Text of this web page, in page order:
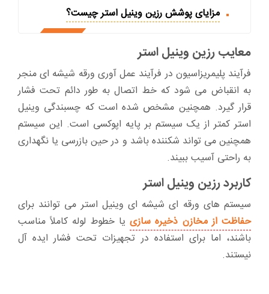
مزایای پوشش رزین وینیل استر چیست؟
معایب رزین وینیل استر
فرآیند پلیمریزاسیون در فرآیند عمل آوری ورقه شیشه ای منجر
به انقباض می شود که خط اتصال به طور دائم تحت فشار
قرار گیرد. همچنین مشخص شده است که چسبندگی وینیل
استر کمتر از یک سیستم بر پایه اپوکسی است. این سیستم
همچنین می تواند شکننده باشد و در حین بازرسی یا نگهداری
به راحتی آسیب ببیند.
کاربرد رزین وینیل استر
سیستم های ورقه ای شیشه ای وینیل استر می توانند برای
حفاظت از مخازن ذخیره سازییا خطوط لوله کاملاً مناسب
باشند، اما برای استفاده در تجهیزات تحت فشار ایده آل
نیستند.